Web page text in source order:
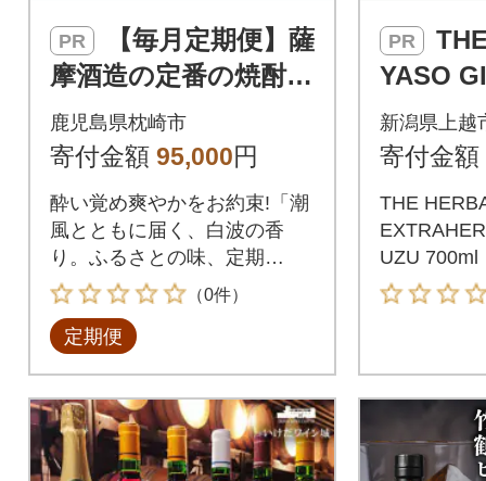
PR
摩酒造の定番の焼酎
【さつま白波】1800m
l×2本セット HH0-000
鹿児島県枕崎市
寄付金額 95,000円
酔い覚め爽やかをお約束!「潮
風とともに届く、白波の香
り。ふるさとの味、定期
便。」
（0件）
定期便
PR
YASO
RB・
U 700ml
新潟県上越
寄付金額
THE
UZU 700ml